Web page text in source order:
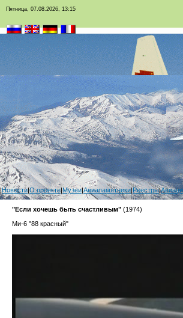
Пятница, 07.08.2026, 13:15
|Новости|О проекте|Музеи|Авиапамятники|Реестры|
"Если хочешь быть счастливым" (1974)
Ми-6 "88 красный"